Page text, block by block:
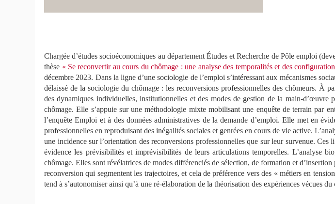
Chargée d’études socioéconomiques au département Études et Recherche de Pôle emploi
thèse « Se reconvertir au cours du chômage : une analyse des temporalités et des
décembre 2023. Dans la ligned’une sociologie de l’emploi s’intéressant aux mécanismes
délaissé de la sociologie du chômage : les reconversions professionnelles des chômeurs. À
des dynamiques individuelles, institutionnelles et des modes de gestion de la main-d’œuvre
chômage. Elle s’appuie sur une méthodologie mixte mobilisant une enquête de terrain par
l’enquête Emploi et à des données administratives de la demande d’emploi. Elle met en
professionnelles en reproduisant des inégalités sociales et genrées en cours de vie active.
une incidence sur l’orientation des reconversions professionnelles que sur leur survenue.
évidence les prévisibilités et imprévisibilités de leurs articulations temporelles. L’analyse
chômage. Elles sont révélatrices de modes différenciés de sélection, de formation et
reconversion qui segmentent les trajectoires, et cela de préférence vers des « métiers en
tend à s’autonomiser ainsi qu’à une ré-élaboration de la théorisation des expériences vécues